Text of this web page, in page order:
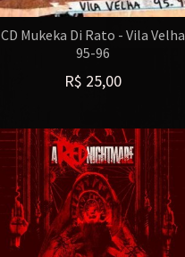
CD Mukeka Di Rato - Vila Velha
95-96
R$ 25,00